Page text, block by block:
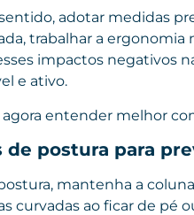
adotar medidas
trabalhar a ergonomia
impactos negativos
e ativo.
agora entender melhor
de postura para
mantenha a
curvadas ao ficar de pé